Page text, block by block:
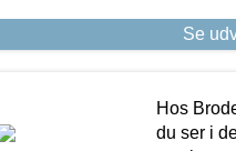
Se
Hos
du ser i